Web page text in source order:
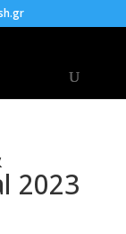
2023